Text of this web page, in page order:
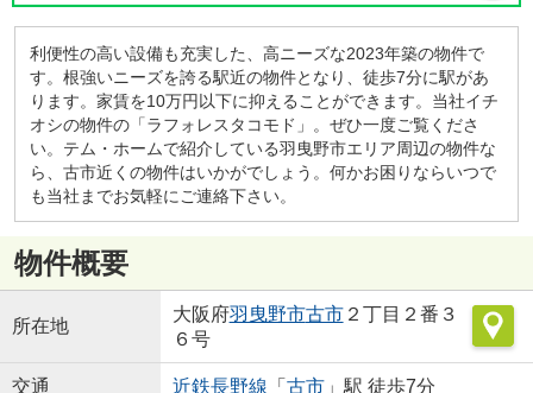
利便性の高い設備も充実した、高ニーズな2023年築の物件で
す。根強いニーズを誇る駅近の物件となり、徒歩7分に駅があ
ります。家賃を10万円以下に抑えることができます。当社イチ
オシの物件の「ラフォレスタコモド」。ぜひ一度ご覧くださ
い。テム・ホームで紹介している羽曳野市エリア周辺の物件な
ら、古市近くの物件はいかがでしょう。何かお困りならいつで
も当社までお気軽にご連絡下さい。
物件概要
所在地
大阪府羽曳野市古市２丁目２番３
６号
交通 近鉄長野線 「 古市」駅 徒歩7分